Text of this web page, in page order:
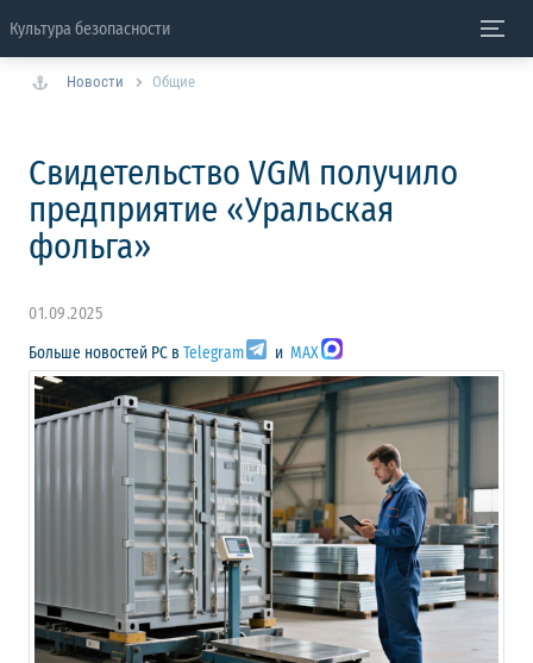
Культура безопасности
Новости Общие
Свидетельство VGM получило
предприятие «Уральская
фольга»
01.09.2025
Больше новостей РС в Telegram и MAX